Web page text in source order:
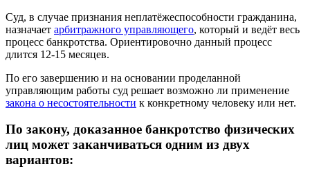
Суд, в случае признания неплатёжеспособности гражданина,
назначает арбитражного управляющего, который и ведёт весь
процесс банкротства. Ориентировочно данный процесс
длится 12-15 месяцев.
По его завершению и на основании проделанной
управляющим работы суд решает возможно ли применение
закона о несостоятельности к конкретному человеку или нет.
По закону, доказанное банкротство физических
лиц может заканчиваться одним из двух
вариантов: